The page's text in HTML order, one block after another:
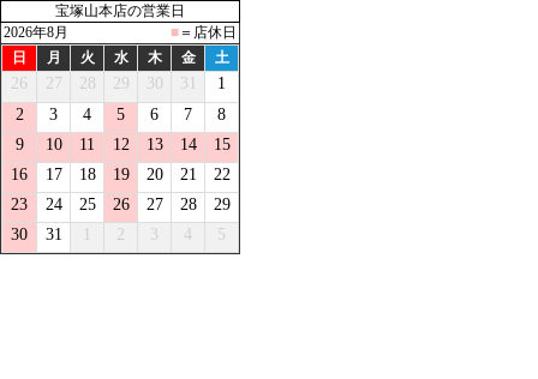
宝塚山本店の営業日
2026年8月
■ ＝店休日
日
月 火 水 木 金 土
26 27 28 29 30 31
1
2
3 4 5 6 7
8
9
10 11 12 13 14
15
16
17 18 19 20 21
22
23
24 25 26 27 28
29
30
31 2 3 4 5